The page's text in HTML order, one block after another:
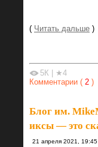
( Читать дальше )
5К
★4
Комментарии ( 2 )
Блог им.
иксы — это
21 апреля 2021, 19:45